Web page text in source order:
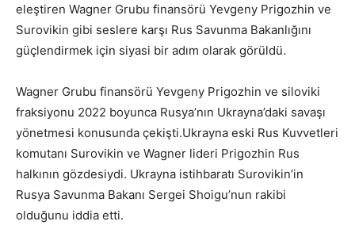
eleştiren Wagner Grubu finansörü Yevgeny Prigozhin ve
Surovikin gibi seslere karşı Rus Savunma Bakanlığını
güçlendirmek için siyasi bir adım olarak görüldü.
Wagner Grubu finansörü Yevgeny Prigozhin ve siloviki
fraksiyonu 2022 boyunca Rusya’nın Ukrayna’daki savaşı
yönetmesi konusunda çekişti.Ukrayna eski Rus Kuvvetleri
komutanı Surovikin ve Wagner lideri Prigozhin Rus
halkının gözdesiydi. Ukrayna istihbaratı Surovikin’in
Rusya Savunma Bakanı Sergei Shoigu’nun rakibi
olduğunu iddia etti.